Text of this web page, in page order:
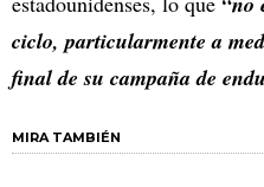
ciclo, particularmente a
final de su campaña de
MIRA TAMBIÉN